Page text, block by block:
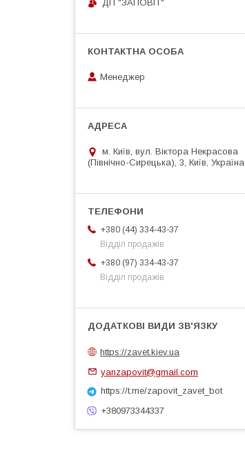
ДП "ЗАПОВІТ"
Менеджер
м. Київ, вул. Віктора Некрасова
(Північно-Сирецька), 3, Київ, Україна
+380 (44) 334-43-37
Відділ продажів
+380 (97) 334-43-37
Відділ продажів
https://zavet.kiev.ua
yanzapovit@gmail.com
https://t.me/zapovit_zavet_bot
+380973344337